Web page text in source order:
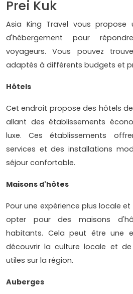
Prei Kuk
Asia King Travel vous propose
d'hébergement pour
voyageurs. Vous pouvez
adaptés à différents budgets et
Hôtels
Cet endroit propose des hôtels
allant des établissements
luxe. Ces établissements
services et des installations
séjour confortable.
Maisons d'hôtes
Pour une expérience plus locale
opter pour des maisons
habitants. Cela peut être une
découvrir la culture locale et
utiles sur la région.
Auberges